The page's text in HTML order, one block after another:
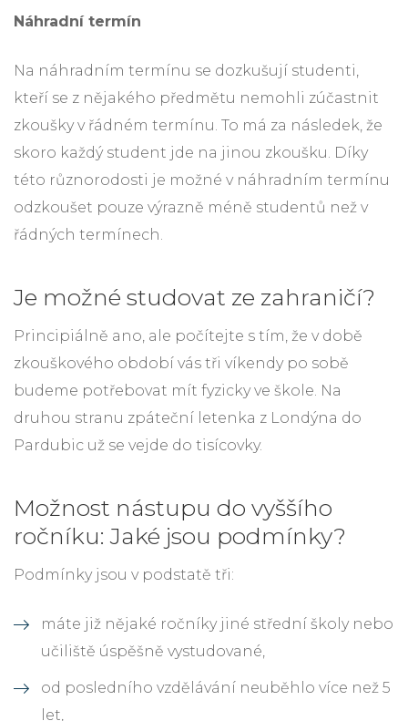
Náhradní termín
Na náhradním termínu se dozkušují studenti,
kteří se z nějakého předmětu nemohli zúčastnit
zkoušky v řádném termínu. To má za následek, že
skoro každý student jde na jinou zkoušku. Díky
této různorodosti je možné v náhradním termínu
odzkoušet pouze výrazně méně studentů než v
řádných termínech.
Je možné studovat ze zahraničí?
Principiálně ano, ale počítejte s tím, že v době
zkouškového období vás tři víkendy po sobě
budeme potřebovat mít fyzicky ve škole. Na
druhou stranu zpáteční letenka z Londýna do
Pardubic už se vejde do tisícovky.
Možnost nástupu do vyššího
ročníku: Jaké jsou podmínky?
Podmínky jsou v podstatě tři:
máte již nějaké ročníky jiné střední školy nebo
učiliště úspěšně vystudované,
od posledního vzdělávání neuběhlo více než 5
let,